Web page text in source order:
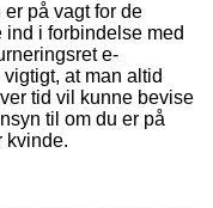
på vagt for de
i forbindelse med
e-
at man altid
tid vil kunne bevise
til om du er på
kvinde.